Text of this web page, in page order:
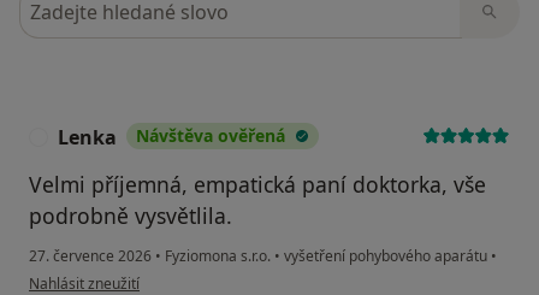
Lenka Návštěva ověřená
Velmi příjemná, empatická paní doktorka, vše
podrobně vysvětlila.
27. července 2026 • Fyziomona s.r.o. • vyšetření pohybového aparátu •
podle názoru uživatele Lenka
Nahlásit zneužití